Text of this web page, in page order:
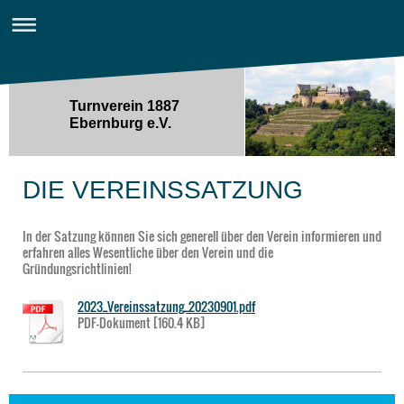
Turnverein 1887
Ebernburg e.V.
DIE VEREINSSATZUNG
In der Satzung können Sie sich generell über den Verein informieren und
erfahren alles Wesentliche über den Verein und die
Gründungsrichtlinien!
2023_Vereinssatzung_20230901.pdf
PDF-Dokument [160.4 KB]